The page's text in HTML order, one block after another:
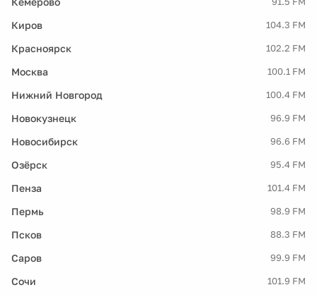
Киров 104.3 FM
Красноярск 102.2 FM
Москва 100.1 FM
Нижний Новгород 100.4 FM
Новокузнецк 96.9 FM
Новосибирск 96.6 FM
Озёрск 95.4 FM
Пенза 101.4 FM
Пермь 98.9 FM
Псков 88.3 FM
Саров 99.9 FM
Сочи 101.9 FM